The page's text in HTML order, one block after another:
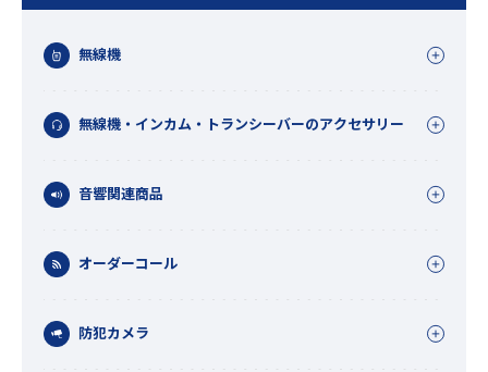
無線機
無線機・インカム・トランシーバーのアクセサリー
音響関連商品
オーダーコール
防犯カメラ